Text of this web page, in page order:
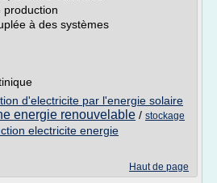
production
à des systèmes
d'electricite par l'energie solaire
energie renouvelable / stockage
electricite energie
Haut de page